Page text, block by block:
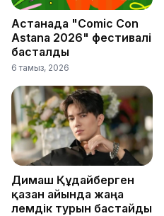
Астанада "Comic Con
Astana 2026" фестивалі
басталды
6 тамыз, 2026
Димаш Құдайберген
қазан айында жаңа
әлемдік турын бастайды